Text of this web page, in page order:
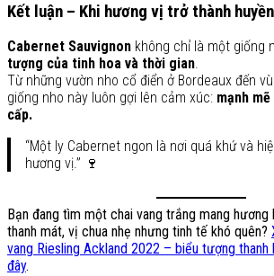
Kết luận – Khi hương vị trở thành
Cabernet Sauvignon không chỉ là một giống
tượng của tinh hoa và thời gian.
Từ những vườn nho cổ điển ở Bordeaux đến
giống nho này luôn gợi lên cảm xúc: mạnh
cấp.
“Một ly Cabernet ngon là nơi quá khứ và
hương vị.” 🍷
Bạn đang tìm một chai vang trắng mang hương
thanh mát, vị chua nhẹ nhưng tinh tế khó quên?
vang Riesling Ackland 2022 – biểu tượng
đây.